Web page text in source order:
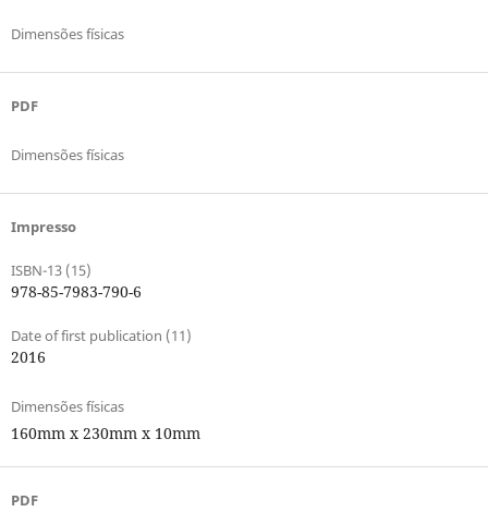
Dimensões físicas
PDF
Dimensões físicas
Impresso
ISBN-13 (15)
978-85-7983-790-6
Date of first publication (11)
2016
Dimensões físicas
160mm x 230mm x 10mm
PDF